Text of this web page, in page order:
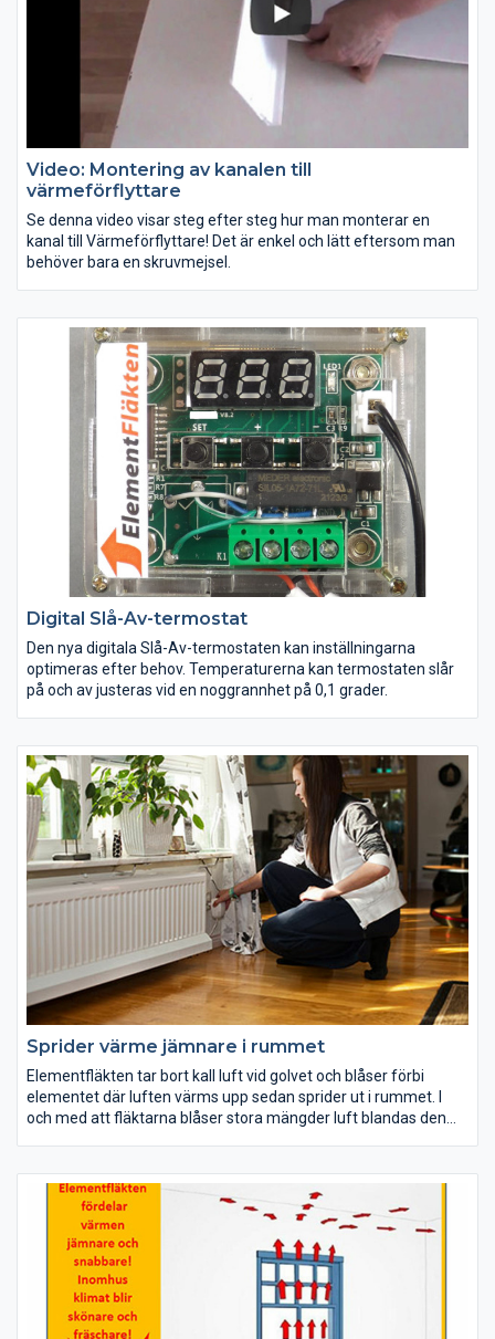
Video: Montering av kanalen till
värmeförflyttare
Se denna video visar steg efter steg hur man monterar en
kanal till Värmeförflyttare! Det är enkel och lätt eftersom man
behöver bara en skruvmejsel.
Digital Slå-Av-termostat
Den nya digitala Slå-Av-termostaten kan inställningarna
optimeras efter behov. Temperaturerna kan termostaten slår
på och av justeras vid en noggrannhet på 0,1 grader.
Sprider värme jämnare i rummet
Elementfläkten tar bort kall luft vid golvet och blåser förbi
elementet där luften värms upp sedan sprider ut i rummet. I
och med att fläktarna blåser stora mängder luft blandas den